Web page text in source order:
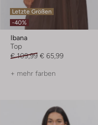
Letzte Größen
-40%
Ibana
Top
€ 109,99 € 65,99
+ mehr farben